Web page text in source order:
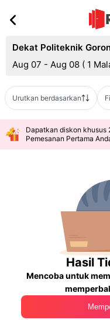
Dekat Politeknik
Aug 07 - Aug 08 ( 1
Urutkan berdasarkan
Dapatkan diskon khusus
Pemesanan Pertama
Hasil
Mencoba untuk